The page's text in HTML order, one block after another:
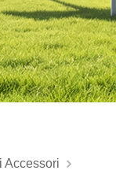
Accessori